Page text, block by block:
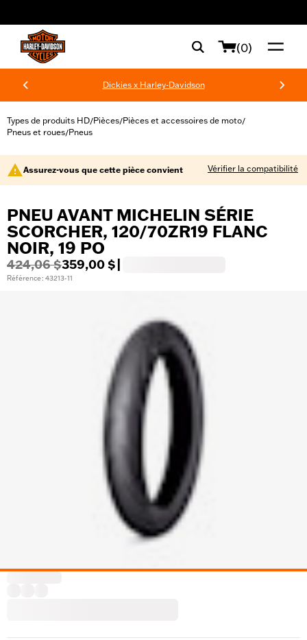
(0)
Dickies x Harley-Davidson
Types de produits HD/Pièces/Pièces et accessoires de moto/
Pneus et roues/Pneus
Assurez-vous que cette pièce convient Vérifier la compatibilité
PNEU AVANT MICHELIN SÉRIE
SCORCHER, 120/70ZR19 FLANC
NOIR, 19 PO
424,06 $359,00 $
Référence : 43213-11